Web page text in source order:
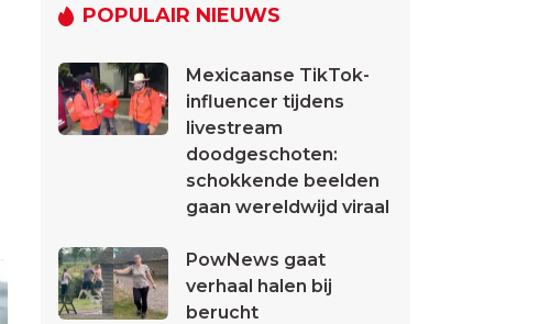
POPULAIR NIEUWS
Mexicaanse TikTok-
influencer tijdens
livestream
doodgeschoten:
schokkende beelden
gaan wereldwijd viraal
PowNews gaat
verhaal halen bij
berucht